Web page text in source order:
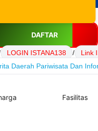
DAFTAR
LOGIN ISTANA138 /
Link
Daerah Pariwisata Dan
Fasilitas